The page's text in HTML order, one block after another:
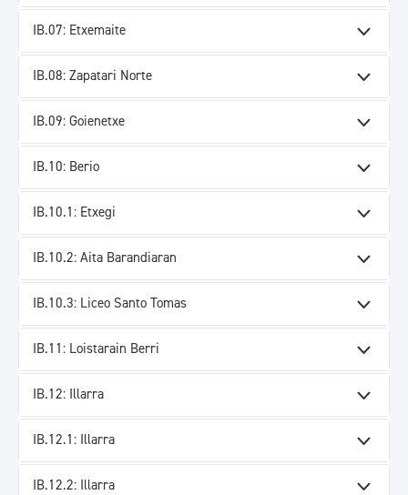
IB.07: Etxemaite
IB.08: Zapatari Norte
IB.09: Goienetxe
IB.10: Berio
IB.10.1: Etxegi
IB.10.2: Aita Barandiaran
IB.10.3: Liceo Santo Tomas
IB.11: Loistarain Berri
IB.12: Illarra
IB.12.1: Illarra
IB.12.2: Illarra